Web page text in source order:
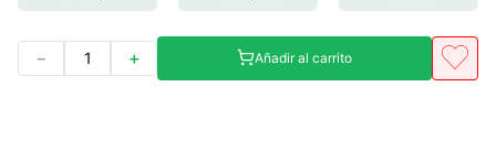
＋
－ Añadir al carrito